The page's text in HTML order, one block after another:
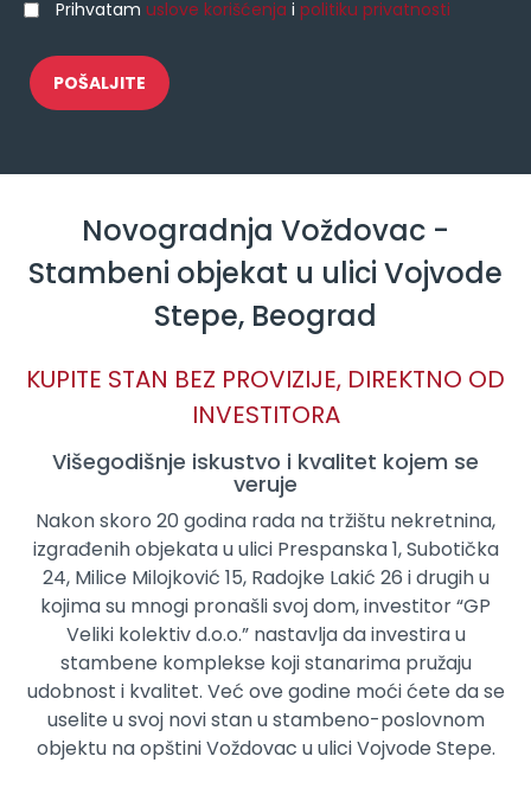
Prihvatam uslove korišćenja i politiku privatnosti
Novogradnja Voždovac -
Stambeni objekat u ulici Vojvode
Stepe, Beograd
KUPITE STAN BEZ PROVIZIJE, DIREKTNO OD
INVESTITORA
Višegodišnje iskustvo i kvalitet kojem se
veruje
Nakon skoro 20 godina rada na tržištu nekretnina,
izgrađenih objekata u ulici Prespanska 1, Subotička
24, Milice Milojković 15, Radojke Lakić 26 i drugih u
kojima su mnogi pronašli svoj dom, investitor “GP
Veliki kolektiv d.o.o.” nastavlja da investira u
stambene komplekse koji stanarima pružaju
udobnost i kvalitet. Već ove godine moći ćete da se
uselite u svoj novi stan u stambeno-poslovnom
objektu na opštini Voždovac u ulici Vojvode Stepe.